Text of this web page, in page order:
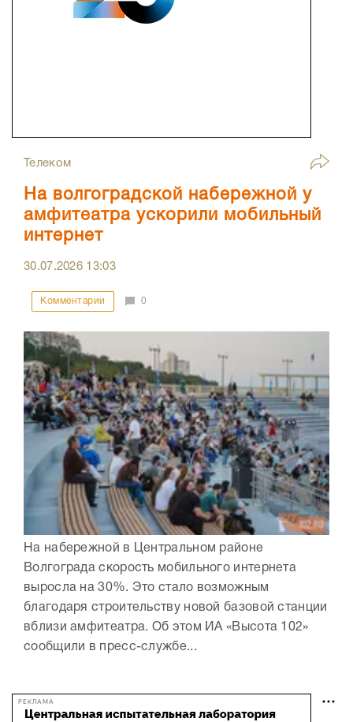
Телеком
На волгоградской набережной у
амфитеатра ускорили мобильный
интернет
30.07.2026 13:03
Комментарии 0
На набережной в Центральном районе
Волгограда скорость мобильного интернета
выросла на 30%. Это стало возможным
благодаря строительству новой базовой станции
вблизи амфитеатра. Об этом ИА «Высота 102»
сообщили в пресс-службе...
РЕКЛАМА